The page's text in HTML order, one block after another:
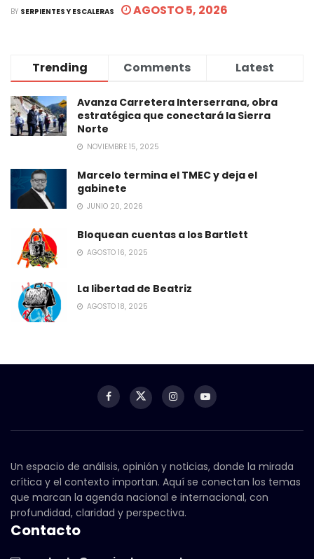
BY SERPIENTES Y ESCALERAS AGOSTO 5, 2026
Trending Comments Latest
Avanza Carretera Interserrana, obra
estratégica que conectará la Sierra
Norte
NOVIEMBRE 15, 2025
Marcelo termina el TMEC y deja el
gabinete
JUNIO 20, 2026
Bloquean cuentas a los Bartlett
AGOSTO 16, 2025
La libertad de Beatriz
AGOSTO 18, 2025
Un espacio de análisis, opinión y noticias, donde la mirada
crítica y el contexto importan. Aquí se conectan los temas
que marcan la agenda nacional e internacional, con
profundidad, claridad y perspectiva.
Contacto